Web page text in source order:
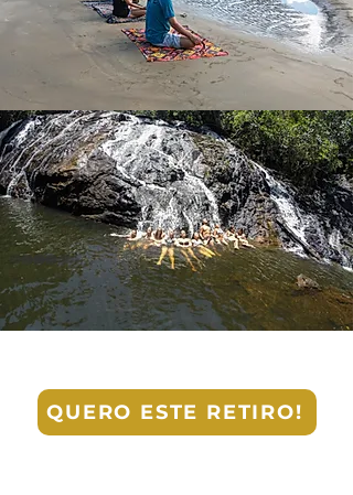
QUERO ESTE RETIRO!
whatsapp